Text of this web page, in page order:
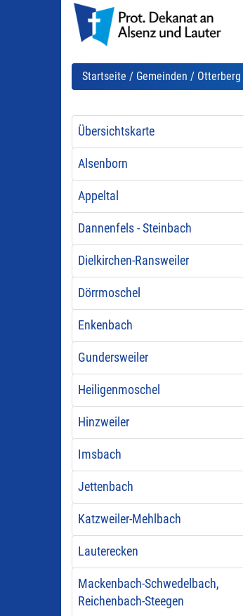
Startseite / Gemeinden / Otterberg
Übersichtskarte
Alsenborn
Appeltal
Dannenfels - Steinbach
Dielkirchen-Ransweiler
Dörrmoschel
Enkenbach
Gundersweiler
Heiligenmoschel
Hinzweiler
Imsbach
Jettenbach
Katzweiler-Mehlbach
Lauterecken
Mackenbach-Schwedelbach,
Reichenbach-Steegen